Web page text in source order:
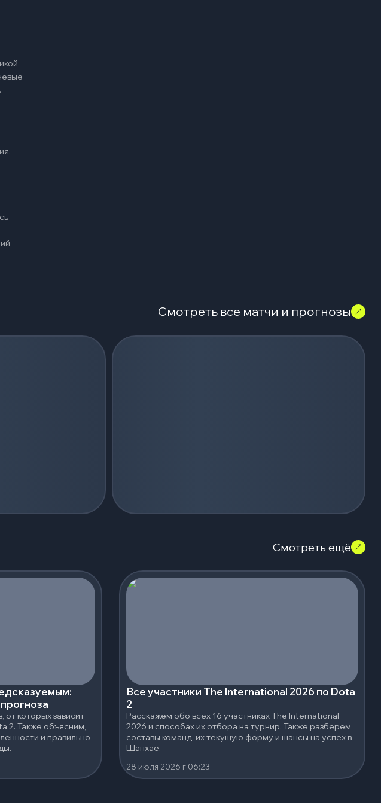
Смотреть все матчи и прогнозы
Смотреть ещё
от которых зависит
2. Также объясним,
и правильно
Все участники The International 2026 по Dota
2
Расскажем обо всех 16 участниках The International
2026 и способах их отбора на турнир. Также разберем
составы команд, их текущую форму и шансы на успех в
Шанхае.
28 июля 2026 г.06:23